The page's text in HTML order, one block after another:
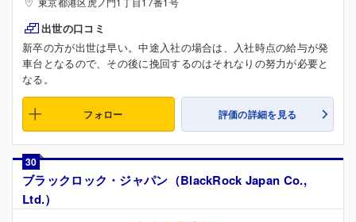
出世の口コミ
新卒の方が出世は早い。中途入社の場合は、入社時点の給与が発
車台となるので、その後に挽回するのはそれなりの努力が必要と
なる。
フォロー 評価の詳細を見る
30
ブラックロック・ジャパン（BlackRock Japan Co.,
Ltd.）